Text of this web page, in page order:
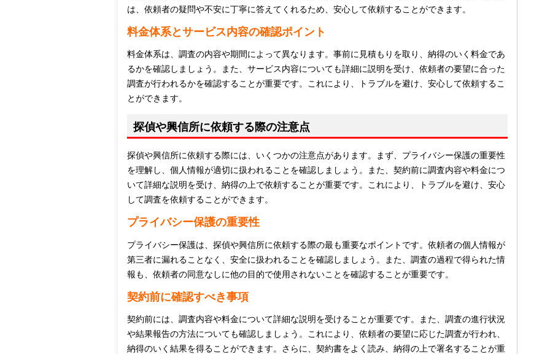
は、依頼者の疑問や不安に丁寧に答えてくれるため、安心して依頼することができます。
料金体系とサービス内容の確認ポイント
料金体系は、調査の内容や期間によって異なります。事前に見積もりを取り、納得のいく料金であ
るかを確認しましょう。また、サービス内容についても詳細に説明を受け、依頼者の要望に合った
調査が行われるかを確認することが重要です。これにより、トラブルを避け、安心して依頼するこ
とができます。
探偵や興信所に依頼する際の注意点
探偵や興信所に依頼する際には、いくつかの注意点があります。まず、プライバシー保護の重要性
を理解し、個人情報が適切に扱われることを確認しましょう。また、契約前に調査内容や料金につ
いて詳細な説明を受け、納得の上で依頼することが重要です。これにより、トラブルを避け、安心
して調査を依頼することができます。
プライバシー保護の重要性
プライバシー保護は、探偵や興信所に依頼する際の最も重要なポイントです。依頼者の個人情報が
第三者に漏れることなく、安全に扱われることを確認しましょう。また、調査の過程で得られた情
報も、依頼者の同意なしに他の目的で使用されないことを確認することが重要です。
契約前に確認すべき事項
契約前には、調査内容や料金について詳細な説明を受けることが重要です。また、調査の進行状況
や結果報告の方法についても確認しましょう。これにより、依頼者の要望に応じた調査が行われ、
納得のいく結果を得ることができます。さらに、契約書をよく読み、納得の上で署名することが重